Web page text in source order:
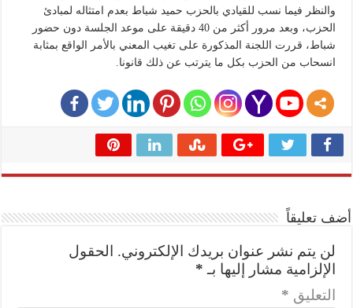
والنظر فيما نسب للقيادي بالحزب حميد شباط بعدم امتثاله لمبادئ
الحزب، وبعد مرور أكثر من 40 دقيقة على موعد الجلسة دون حضور
شباط، قررت اللجنة المذكورة على تغيب المعني بالأمر الواقع بمثابة
انسحاب من الحزب بكل ما يترتب عن ذلك قانونا.
أضف تعليقاً
لن يتم نشر عنوان بريدك الإلكتروني.
الحقول
الإلزامية مشار إليها بـ *
التعليق *